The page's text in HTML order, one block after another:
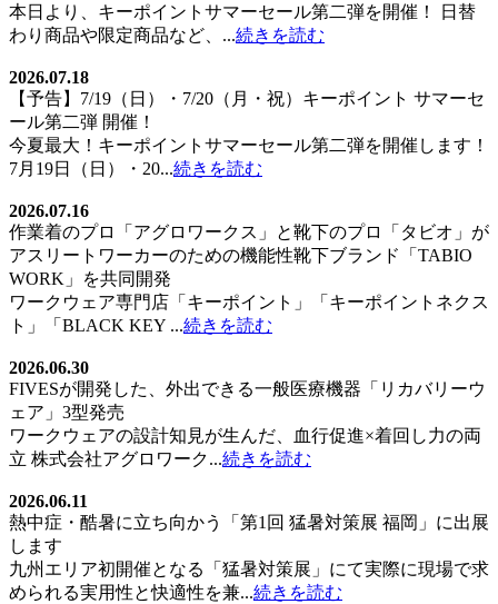
本日より、キーポイントサマーセール第二弾を開催！ 日替
わり商品や限定商品など、...続きを読む
2026.07.18
【予告】7/19（日）・7/20（月・祝）キーポイント サマーセ
ール第二弾 開催！
今夏最大！キーポイントサマーセール第二弾を開催します！
7月19日（日）・20...続きを読む
2026.07.16
作業着のプロ「アグロワークス」と靴下のプロ「タビオ」が
アスリートワーカーのための機能性靴下ブランド「TABIO
WORK」を共同開発
ワークウェア専門店「キーポイント」「キーポイントネクス
ト」「BLACK KEY ...続きを読む
2026.06.30
FIVESが開発した、外出できる一般医療機器「リカバリーウ
ェア」3型発売
ワークウェアの設計知見が生んだ、血行促進×着回し力の両
立 株式会社アグロワーク...続きを読む
2026.06.11
熱中症・酷暑に立ち向かう「第1回 猛暑対策展 福岡」に出展
します
九州エリア初開催となる「猛暑対策展」にて実際に現場で求
められる実用性と快適性を兼...続きを読む